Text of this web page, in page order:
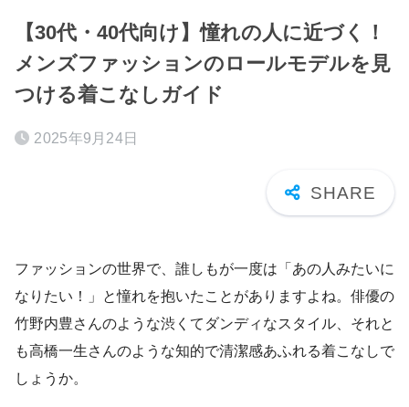
【30代・40代向け】憧れの人に近づく！
メンズファッションのロールモデルを見
つける着こなしガイド
2025年9月24日
ファッションの世界で、誰しもが一度は「あの人みたいに
なりたい！」と憧れを抱いたことがありますよね。俳優の
竹野内豊さんのような渋くてダンディなスタイル、それと
も高橋一生さんのような知的で清潔感あふれる着こなしで
しょうか。